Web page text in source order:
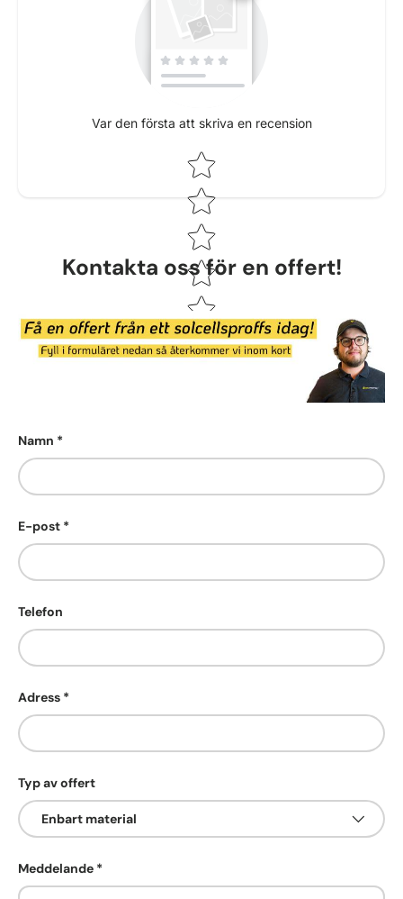
Var den första att skriva en recension
Star rating
Kontakta oss för en offert!
Namn
E-post
Telefon
Adress
Typ av offert
Meddelande